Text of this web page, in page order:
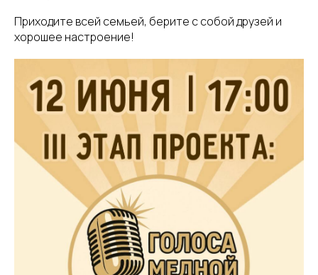
Приходите всей семьей, берите с собой друзей и
хорошее настроение!